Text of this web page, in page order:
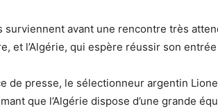
surviennent avant une rencontre très
et l’Algérie, qui espère réussir son
de presse, le sélectionneur argentin
que l’Algérie dispose d’une grande